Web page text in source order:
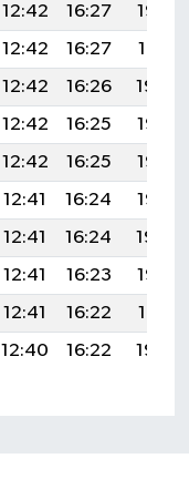
12:42 16:27
19:32
12:42 16:27
19:31
12:42 16:26
19:29
12:42 16:25
19:28
12:42 16:25
19:27
12:41 16:24
19:25
12:41 16:24
19:24
12:41 16:23
19:23
12:41 16:22
19:21
12:40 16:22 19:20